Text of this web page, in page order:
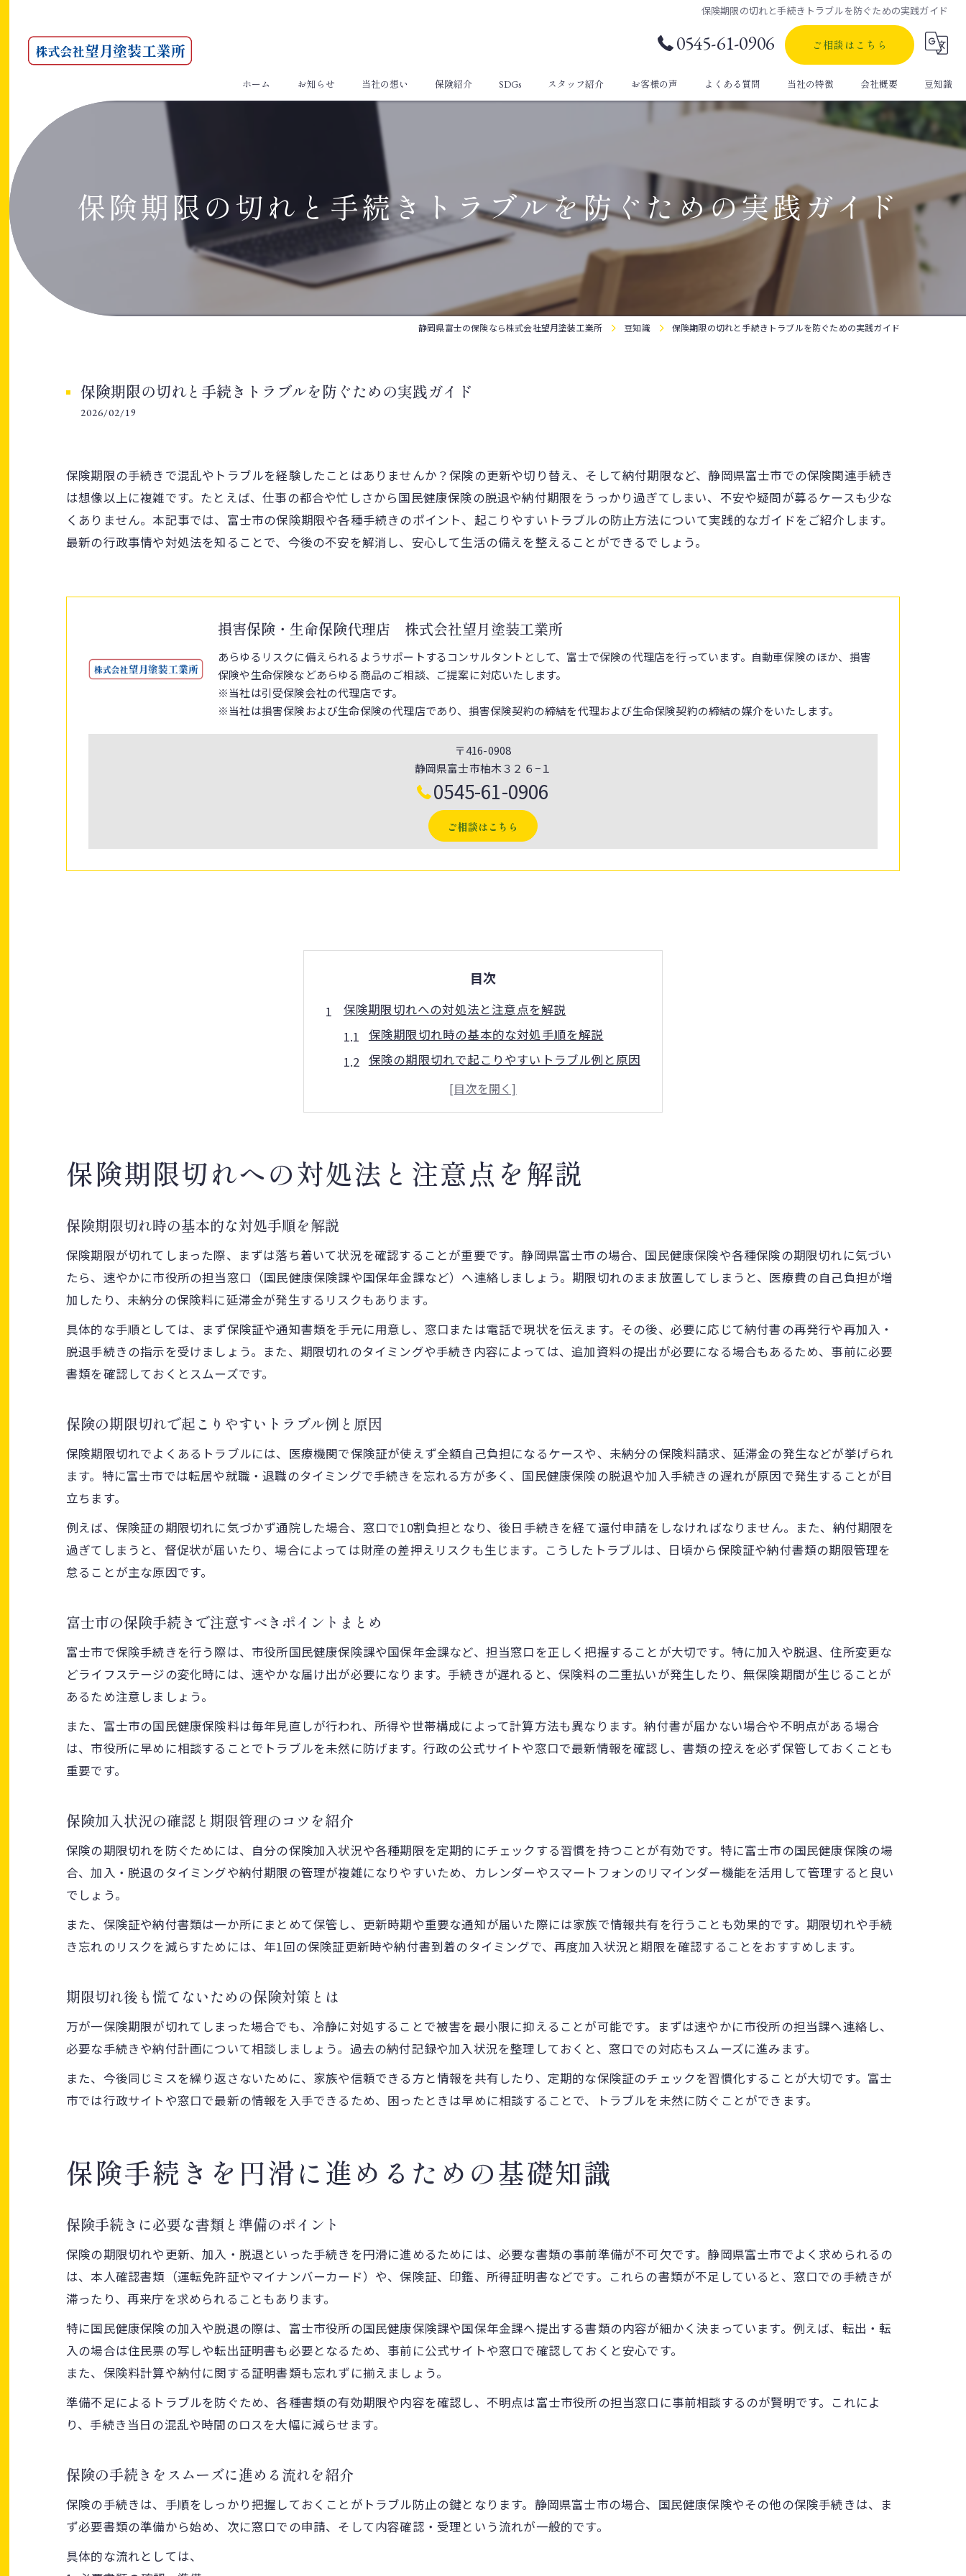
保険期限の切れと手続きトラブルを防ぐための実践ガイド
0545-61-0906 ご相談はこちら
ホーム お知らせ 当社の想い 保険紹介 SDGs スタッフ紹介 お客様の声 よくある質問 当社の特徴
自動車保険
定期保険
医療保険
会社概要 豆知識
保険期限の切れと手続きトラブルを防ぐための実践ガイド
静岡県富士の保険なら株式会社望月塗装工業所 豆知識 保険期限の切れと手続きトラブルを防ぐための実践ガイド
保険期限の切れと手続きトラブルを防ぐための実践ガイド
2026/02/19
保険期限の手続きで混乱やトラブルを経験したことはありませんか？保険の更新や切り替え、そして納付期限など、静岡県富士市での保険関連手続き
は想像以上に複雑です。たとえば、仕事の都合や忙しさから国民健康保険の脱退や納付期限をうっかり過ぎてしまい、不安や疑問が募るケースも少な
くありません。本記事では、富士市の保険期限や各種手続きのポイント、起こりやすいトラブルの防止方法について実践的なガイドをご紹介します。
最新の行政事情や対処法を知ることで、今後の不安を解消し、安心して生活の備えを整えることができるでしょう。
損害保険・生命保険代理店 株式会社望月塗装工業所
あらゆるリスクに備えられるようサポートするコンサルタントとして、富士で保険の代理店を行っています。自動車保険のほか、損害
保険や生命保険などあらゆる商品のご相談、ご提案に対応いたします。
※当社は引受保険会社の代理店です。
※当社は損害保険および生命保険の代理店であり、損害保険契約の締結を代理および生命保険契約の締結の媒介をいたします。
〒416-0908
静岡県富士市柚木３２６−１
0545-61-0906
ご相談はこちら
目次
保険期限切れへの対処法と注意点を解説
保険期限切れ時の基本的な対処手順を解説
保険の期限切れで起こりやすいトラブル例と原因
富士市の保険手続きで注意すべきポイントまとめ
保険加入状況の確認と期限管理のコツを紹介
保険手続きを円滑に進めるための基礎知識
保険手続きに必要な書類と準備のポイント
保険加入や脱退時の正しい申請方法を押さえる
保険関連窓口の利用時に役立つ知識まとめ
納付期限を過ぎた場合のリスクと解決策
保険納付期限を過ぎた際の主なリスクとは
納付期限後の延滞金や給付制限の注意点
期限切れ後でも相談できる保険窓口を案内
保険証の期限切れに気づいたときの対応方法
保険証期限切れ時の再交付手続き方法を解説
通知が届かない時の保険証確認ポイント
正しい脱退手続きでトラブルを防ぐポイント
資格喪失証明書の準備と提出ポイント
保険脱退後の給付や返還金の注意点まとめ
納付書紛失時の再発行依頼手順を解説
保険期限切れへの対処法と注意点を解説
保険期限切れ時の基本的な対処手順を解説
保険期限が切れてしまった際、まずは落ち着いて状況を確認することが重要です。静岡県富士市の場合、国民健康保険や各種保険の期限切れに気づい
たら、速やかに市役所の担当窓口（国民健康保険課や国保年金課など）へ連絡しましょう。期限切れのまま放置してしまうと、医療費の自己負担が増
加したり、未納分の保険料に延滞金が発生するリスクもあります。
具体的な手順としては、まず保険証や通知書類を手元に用意し、窓口または電話で現状を伝えます。その後、必要に応じて納付書の再発行や再加入・
脱退手続きの指示を受けましょう。また、期限切れのタイミングや手続き内容によっては、追加資料の提出が必要になる場合もあるため、事前に必要
書類を確認しておくとスムーズです。
保険の期限切れで起こりやすいトラブル例と原因
保険期限切れでよくあるトラブルには、医療機関で保険証が使えず全額自己負担になるケースや、未納分の保険料請求、延滞金の発生などが挙げられ
ます。特に富士市では転居や就職・退職のタイミングで手続きを忘れる方が多く、国民健康保険の脱退や加入手続きの遅れが原因で発生することが目
立ちます。
例えば、保険証の期限切れに気づかず通院した場合、窓口で10割負担となり、後日手続きを経て還付申請をしなければなりません。また、納付期限を
過ぎてしまうと、督促状が届いたり、場合によっては財産の差押えリスクも生じます。こうしたトラブルは、日頃から保険証や納付書類の期限管理を
怠ることが主な原因です。
富士市の保険手続きで注意すべきポイントまとめ
富士市で保険手続きを行う際は、市役所国民健康保険課や国保年金課など、担当窓口を正しく把握することが大切です。特に加入や脱退、住所変更な
どライフステージの変化時には、速やかな届け出が必要になります。手続きが遅れると、保険料の二重払いが発生したり、無保険期間が生じることが
あるため注意しましょう。
また、富士市の国民健康保険料は毎年見直しが行われ、所得や世帯構成によって計算方法も異なります。納付書が届かない場合や不明点がある場合
は、市役所に早めに相談することでトラブルを未然に防げます。行政の公式サイトや窓口で最新情報を確認し、書類の控えを必ず保管しておくことも
重要です。
保険加入状況の確認と期限管理のコツを紹介
保険の期限切れを防ぐためには、自分の保険加入状況や各種期限を定期的にチェックする習慣を持つことが有効です。特に富士市の国民健康保険の場
合、加入・脱退のタイミングや納付期限の管理が複雑になりやすいため、カレンダーやスマートフォンのリマインダー機能を活用して管理すると良い
でしょう。
また、保険証や納付書類は一か所にまとめて保管し、更新時期や重要な通知が届いた際には家族で情報共有を行うことも効果的です。期限切れや手続
き忘れのリスクを減らすためには、年1回の保険証更新時や納付書到着のタイミングで、再度加入状況と期限を確認することをおすすめします。
期限切れ後も慌てないための保険対策とは
万が一保険期限が切れてしまった場合でも、冷静に対処することで被害を最小限に抑えることが可能です。まずは速やかに市役所の担当課へ連絡し、
必要な手続きや納付計画について相談しましょう。過去の納付記録や加入状況を整理しておくと、窓口での対応もスムーズに進みます。
また、今後同じミスを繰り返さないために、家族や信頼できる方と情報を共有したり、定期的な保険証のチェックを習慣化することが大切です。富士
市では行政サイトや窓口で最新の情報を入手できるため、困ったときは早めに相談することで、トラブルを未然に防ぐことができます。
保険手続きを円滑に進めるための基礎知識
保険手続きに必要な書類と準備のポイント
保険の期限切れや更新、加入・脱退といった手続きを円滑に進めるためには、必要な書類の事前準備が不可欠です。静岡県富士市でよく求められるの
は、本人確認書類（運転免許証やマイナンバーカード）や、保険証、印鑑、所得証明書などです。これらの書類が不足していると、窓口での手続きが
滞ったり、再来庁を求められることもあります。
特に国民健康保険の加入や脱退の際は、富士市役所の国民健康保険課や国保年金課へ提出する書類の内容が細かく決まっています。例えば、転出・転
入の場合は住民票の写しや転出証明書も必要となるため、事前に公式サイトや窓口で確認しておくと安心です。
また、保険料計算や納付に関する証明書類も忘れずに揃えましょう。
準備不足によるトラブルを防ぐため、各種書類の有効期限や内容を確認し、不明点は富士市役所の担当窓口に事前相談するのが賢明です。これによ
り、手続き当日の混乱や時間のロスを大幅に減らせます。
保険の手続きをスムーズに進める流れを紹介
保険の手続きは、手順をしっかり把握しておくことがトラブル防止の鍵となります。静岡県富士市の場合、国民健康保険やその他の保険手続きは、ま
ず必要書類の準備から始め、次に窓口での申請、そして内容確認・受理という流れが一般的です。
具体的な流れとしては、